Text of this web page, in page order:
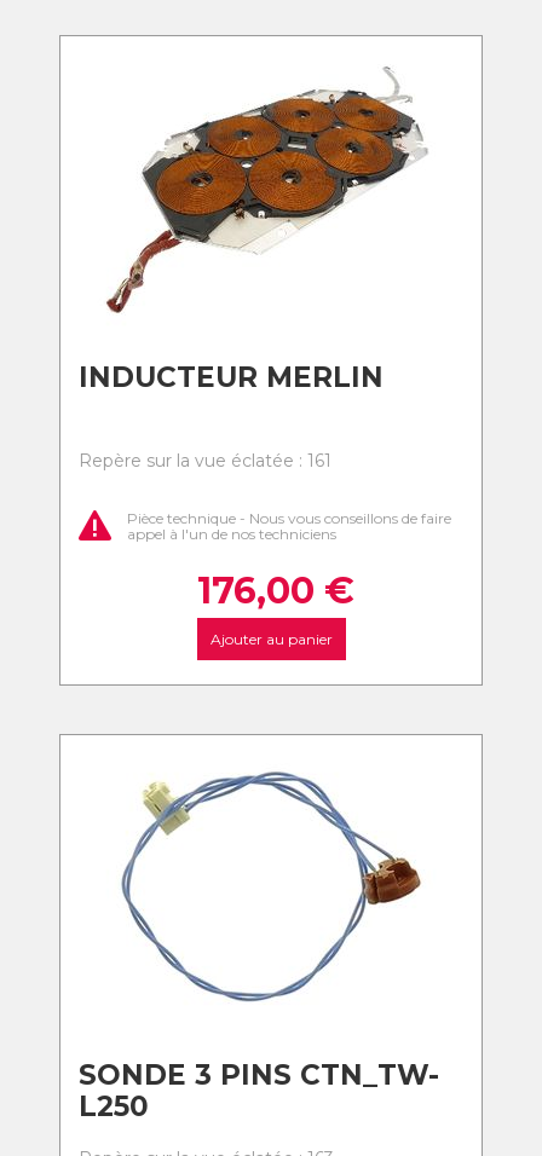
INDUCTEUR MERLIN
Repère sur la vue éclatée : 161
Pièce technique - Nous vous conseillons de faire
appel à l'un de nos techniciens
176,00 €
Ajouter au panier
SONDE 3 PINS CTN_TW-
L250